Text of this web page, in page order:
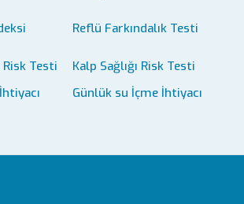
Reflü Farkındalık Testi
Testi
Kalp Sağlığı Risk Testi
Günlük su İçme İhtiyacı